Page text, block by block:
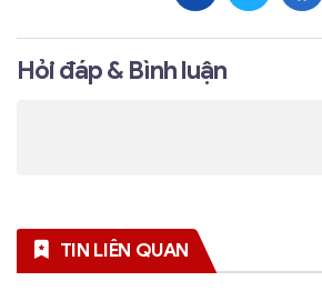
Hỏi đáp & Bình luận
TIN LIÊN QUAN